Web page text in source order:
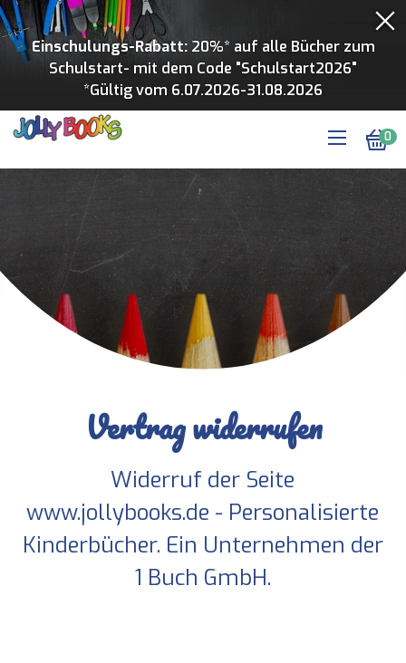
0
Einschulungs-Rabatt:20%* auf alle Bücher zum
Schulstart- mit dem Code "Schulstart2026"
*Gültig vom 6.07.2026-31.08.2026
Vertrag widerrufen
Widerruf der Seite
www.jollybooks.de - Personalisierte
Kinderbücher. Ein Unternehmen der
1 Buch GmbH.